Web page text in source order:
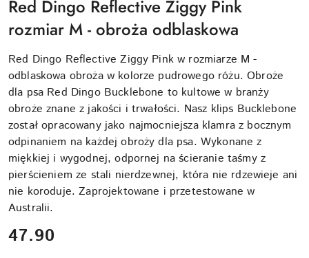
Red Dingo Reflective Ziggy Pink
rozmiar M - obroża odblaskowa
Red Dingo Reflective Ziggy Pink w rozmiarze M -
odblaskowa obroża w kolorze pudrowego różu. Obroże
dla psa Red Dingo Bucklebone to kultowe w branży
obroże znane z jakości i trwałości. Nasz klips Bucklebone
został opracowany jako najmocniejsza klamra z bocznym
odpinaniem na każdej obroży dla psa. Wykonane z
miękkiej i wygodnej, odpornej na ścieranie taśmy z
pierścieniem ze stali nierdzewnej, która nie rdzewieje ani
nie koroduje. Zaprojektowane i przetestowane w
Australii.
cena:
47.90